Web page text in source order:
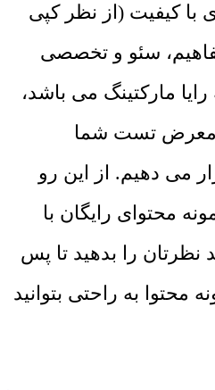
با کیفیت (از نظر کپی
سئو و تخصصی
مارکتینگ می باشد،
معرض تست شما
می دهیم. از این رو
محتوای رایگان با
نظرتان را بدهید تا پس
محتوا به راحتی بتوانید